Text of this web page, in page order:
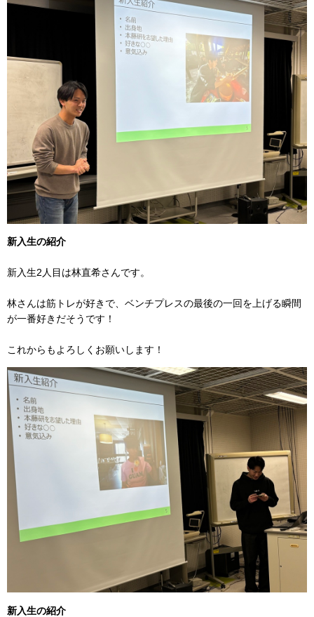
新入生の紹介
新入生2人目は林直希さんです。
林さんは筋トレが好きで、ベンチプレスの最後の一回を上げる瞬間
が一番好きだそうです！
これからもよろしくお願いします！
新入生の紹介